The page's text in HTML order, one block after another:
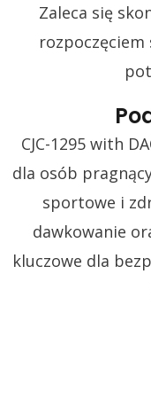
Zaleca się
CJC-1295 with
dla osób
sportowe i
dawkowanie
kluczowe dla